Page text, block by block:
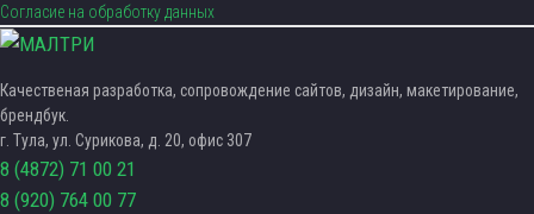
Согласие на обработку данных
Качественая разработка, сопровождение сайтов, дизайн, макетирование,
брендбук.
г. Тула, ул. Сурикова, д. 20, офис 307
8 (4872) 71 00 21
8 (920) 764 00 77